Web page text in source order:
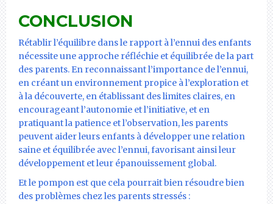
CONCLUSION
Rétablir l’équilibre dans le rapport à l’ennui des enfants
nécessite une approche réfléchie et équilibrée de la part
des parents. En reconnaissant l’importance de l’ennui,
en créant un environnement propice à l’exploration et
à la découverte, en établissant des limites claires, en
encourageant l’autonomie et l’initiative, et en
pratiquant la patience et l’observation, les parents
peuvent aider leurs enfants à développer une relation
saine et équilibrée avec l’ennui, favorisant ainsi leur
développement et leur épanouissement global.
Et le pompon est que cela pourrait bien résoudre bien
des problèmes chez les parents stressés :